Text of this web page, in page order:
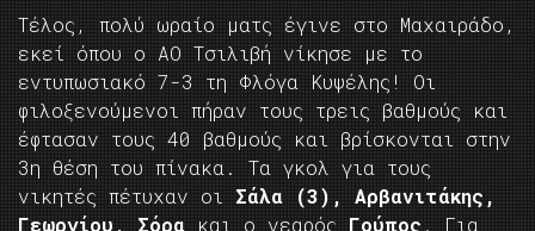
Τέλος, πολύ ωραίο ματς έγινε στο Μαχαιράδο,
εκεί όπου ο ΑΟ Τσιλιβή νίκησε με το
εντυπωσιακό 7-3 τη Φλόγα Κυψέλης! Οι
φιλοξενούμενοι πήραν τους τρεις βαθμούς και
έφτασαν τους 40 βαθμούς και βρίσκονται στην
3η θέση του πίνακα. Τα γκολ για τους
νικητές πέτυχαν οι
Σάλα (3), Αρβανιτάκης,
Γεωργίου, Σόρα και ο νεαρός Γούπος . Για